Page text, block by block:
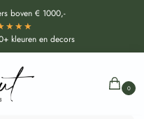
boven € 1000,-
kleuren en decors
0